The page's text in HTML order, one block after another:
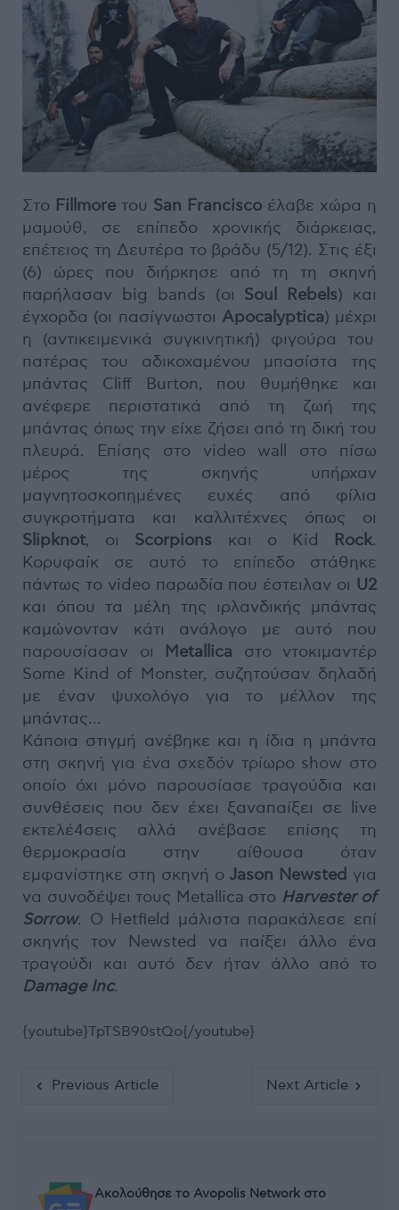
Στο Fillmore του San Francisco έλαβε χώρα η
μαμούθ, σε επίπεδο χρονικής διάρκειας,
επέτειος τη Δευτέρα το βράδυ (5/12). Στις έξι
(6) ώρες που διήρκησε από τη τη σκηνή
παρήλασαν big bands (οι Soul Rebels) και
έγχορδα (οι πασίγνωστοι Apocalyptica) μέχρι
η (αντικειμενικά συγκινητική) φιγούρα του
πατέρας του αδικοχαμένου μπασίστα της
μπάντας Cliff Burton, που θυμήθηκε και
ανέφερε περιστατικά από τη ζωή της
μπάντας όπως την είχε ζήσει από τη δική του
πλευρά. Επίσης στο video wall στο πίσω
μέρος της σκηνής υπήρχαν
μαγνητοσκοπημένες ευχές από φίλια
συγκροτήματα και καλλιτέχνες όπως οι
Slipknot, οι Scorpions και ο Kid Rock.
Κορυφαίκ σε αυτό το επίπεδο στάθηκε
πάντως το video παρωδία που έστειλαν οι U2
και όπου τα μέλη της ιρλανδικής μπάντας
καμώνονταν κάτι ανάλογο με αυτό που
παρουσίασαν οι Metallica στο ντοκιμαντέρ
Some Kind of Monster, συζητούσαν δηλαδή
με έναν ψυχολόγο για το μέλλον της
μπάντας…
Κάποια στιγμή ανέβηκε και η ίδια η μπάντα
στη σκηνή για ένα σχεδόν τρίωρο show στο
οποίο όχι μόνο παρουσίασε τραγούδια και
συνθέσεις που δεν έχει ξαναπαίξει σε live
εκτελέ4σεις αλλά ανέβασε επίσης τη
θερμοκρασία στην αίθουσα όταν
εμφανίστηκε στη σκηνή ο Jason Newsted για
να συνοδέψει τους Metallica στο Harvester of
Sorrow. Ο Hetfield μάλιστα παρακάλεσε επί
σκηνής τον Newsted να παίξει άλλο ένα
τραγούδι και αυτό δεν ήταν άλλο από το
Damage Inc.
{youtube}TpTSB90stQo{/youtube}
Previous Article Next Article
Ακολούθησε το Avopolis Network στο